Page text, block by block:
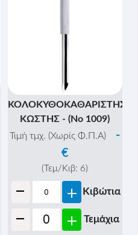
ΚΟΛΟΚΥΘΟΚΑΘΑΡΙΣΤΗΣ
ΚΩΣΤΗΣ - (Νο 1009)
Τιμή τμχ. (Χωρίς Φ.Π.Α)
-
€
(Τεμ/Κιβ: 6)
- + Κιβώτια
- + Τεμάχια